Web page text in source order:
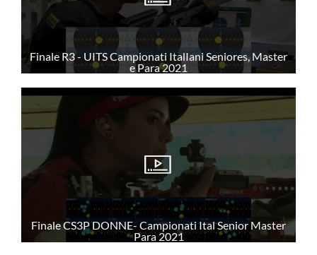
CONTATTI
DOCUMENTI
PROGRAMMA SPORTIVO ISSF
PROGRAMMA SPORTIVO NON ISSF
Finale R3 - UITS Campionati ItalIani Seniores, Master
e Para 2021
Finale CS3P DONNE- Campionati Ital Senior Master
Para 2021